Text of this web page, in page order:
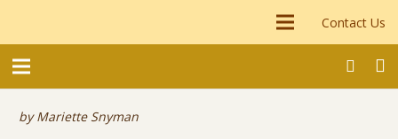
Contact Us
by Mariette Snyman